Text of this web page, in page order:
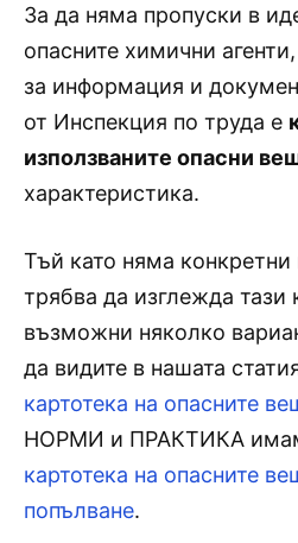
За да няма пропуски в
опасните химични
за информация и
от Инспекция по труда е
използваните опасни
характеристика.
Тъй като няма конкретни
трябва да изглежда тази
възможни няколко
да видите в нашата
картотека на опасните
НОРМИ и ПРАКТИКА
картотека на опасните
попълване.